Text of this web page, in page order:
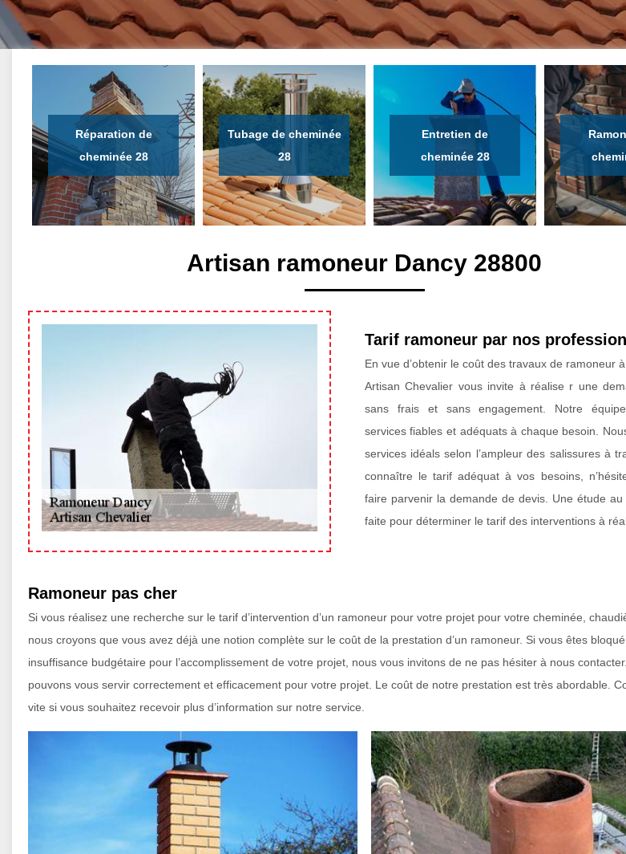
Réparation de
cheminée 28
Tubage de cheminée
28
Entretien de
cheminée 28
Artisan ramoneur Dancy 28800
Tarif ramoneur par nos
En vue d’obtenir le coût des travaux de ramoneur
Artisan Chevalier vous invite à réalise r une
sans frais et sans engagement. Notre
services fiables et adéquats à chaque besoin.
services idéals selon l’ampleur des salissures à
connaître le tarif adéquat à vos besoins,
faire parvenir la demande de devis. Une étude au
faite pour déterminer le tarif des interventions à
Ramoneur pas cher
Si vous réalisez une recherche sur le tarif d’intervention d’un ramoneur pour votre projet pour votre cheminée,
nous croyons que vous avez déjà une notion complète sur le coût de la prestation d’un ramoneur. Si vous êtes
insuffisance budgétaire pour l’accomplissement de votre projet, nous vous invitons de ne pas hésiter à nous
pouvons vous servir correctement et efficacement pour votre projet. Le coût de notre prestation est très abordable.
vite si vous souhaitez recevoir plus d’information sur notre service.